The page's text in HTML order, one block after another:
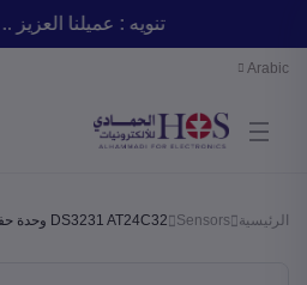
تنويه : عميلنا
Arabic
الرئيسية Sensors DS3231 AT24C32 وحدة حفظ الوقت والت...